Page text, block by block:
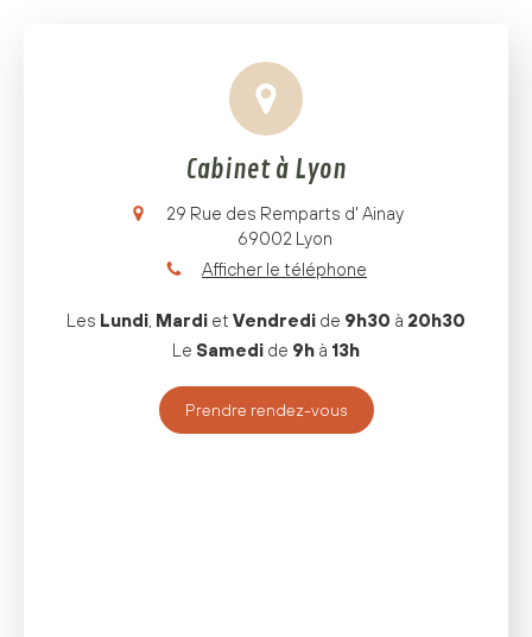
Cabinet à Lyon
29 Rue des Remparts d' Ainay
69002 Lyon
Afficher le téléphone
Les Lundi, Mardi et Vendredi de 9h30 à 20h30
Le Samedi de 9h à 13h
Prendre rendez-vous